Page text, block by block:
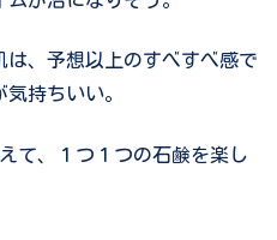
、予想以上のすべすべ感で
持ちいい。
て、１つ１つの石鹸を楽し